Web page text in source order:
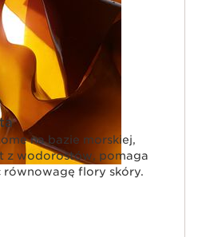
na bazie morskiej,
z wodorostów, pomaga
flory skóry.